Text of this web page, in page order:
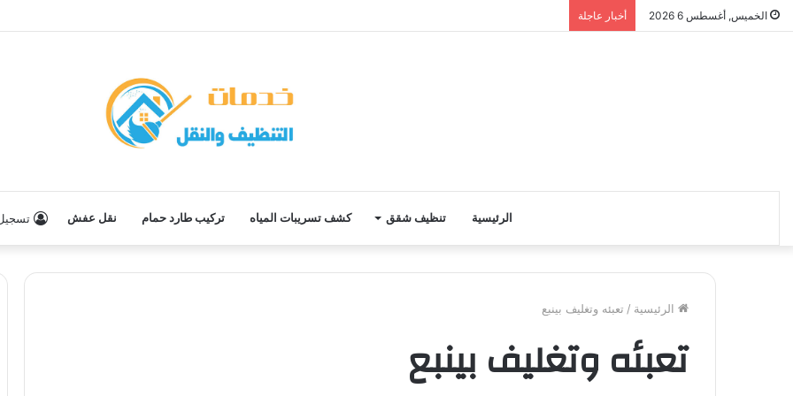
الخميس, أغسطس 6 2026 أخبار عاجلة
الرئيسية تنظيف شقق كشف تسريبات المياه تركيب طارد حمام نقل عفش
الرئيسية / تعبئه وتغليف بينبع
تعبئه وتغليف بينبع